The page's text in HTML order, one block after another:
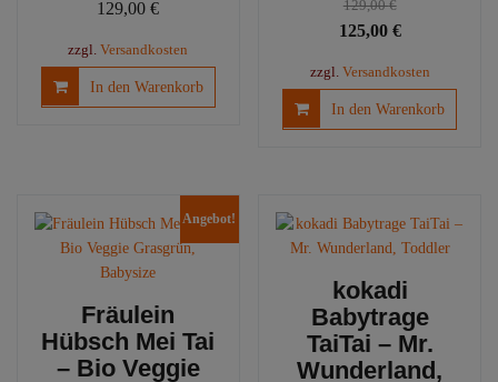
129,00€
zzgl.Versandkosten
In den Warenkorb
129,00€
Ursprünglicher
war:
129,00 €
125,00 €Aktueller
ist:
125,00 €.
zzgl. Versandkosten
In den Warenkorb
Angebot!
Fräulein
Hübsch Mei Tai
– Bio Veggie
kokadi
Babytrage
TaiTai – Mr.
Wunderland,